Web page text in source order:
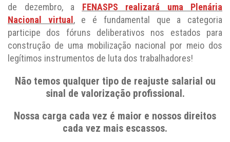
de dezembro, a FENASPS realizará uma Plenária
Nacional virtual , e é fundamental que a categoria
participe dos fóruns deliberativos nos estados para
construção de uma mobilização nacional por meio dos
legítimos instrumentos de luta dos trabalhadores!
Não temos qualquer tipo de reajuste salarial ou
sinal de valorização profissional.
Nossa carga cada vez é maior e nossos direitos
cada vez mais escassos.